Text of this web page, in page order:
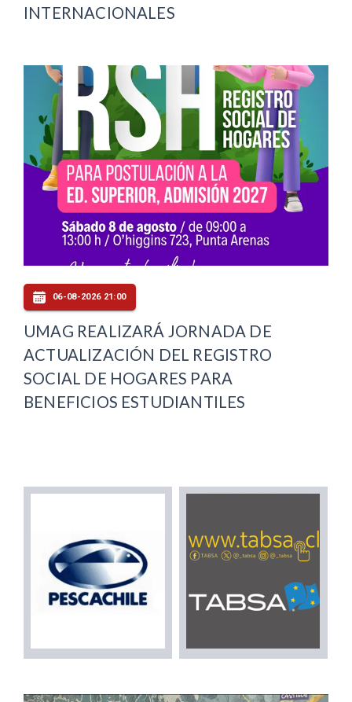
INTERNACIONALES
06-08-2026 21:00
UMAG REALIZARÁ JORNADA DE
ACTUALIZACIÓN DEL REGISTRO
SOCIAL DE HOGARES PARA
BENEFICIOS ESTUDIANTILES